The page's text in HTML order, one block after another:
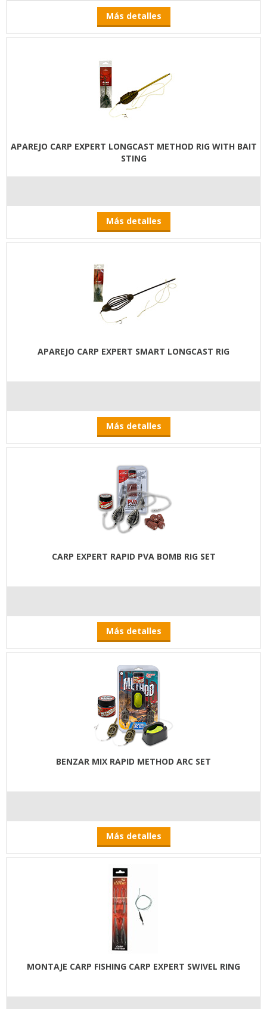
Más detalles
APAREJO CARP EXPERT LONGCAST METHOD RIG WITH BAIT
STING
Más detalles
APAREJO CARP EXPERT SMART LONGCAST RIG
Más detalles
CARP EXPERT RAPID PVA BOMB RIG SET
Más detalles
BENZAR MIX RAPID METHOD ARC SET
Más detalles
MONTAJE CARP FISHING CARP EXPERT SWIVEL RING